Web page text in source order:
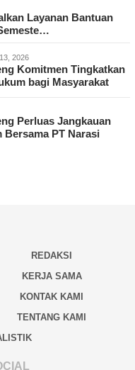
Layanan Bantuan
2026
Komitmen Tingkatkan
bagi Masyarakat
Perluas Jangkauan
PT Narasi
REDAKSI
KERJA SAMA
KONTAK KAMI
TENTANG KAMI